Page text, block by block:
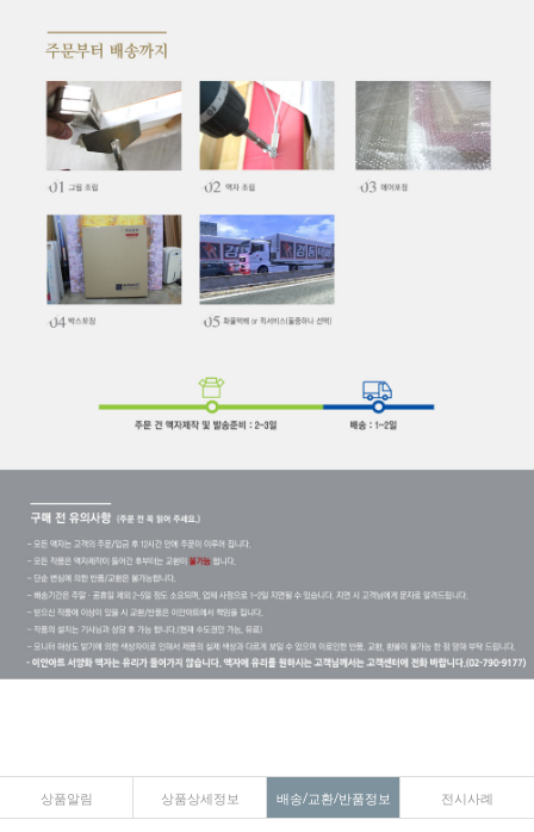
상품알림 상품상세정보 배송/교환/반품정보 전시사례